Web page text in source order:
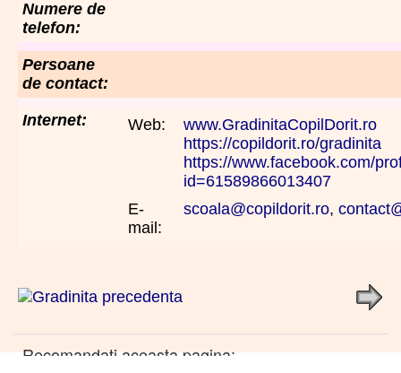
Numere de
telefon:
Persoane
de contact:
Internet: Web:
www.GradinitaCopilDorit.ro
https://copildorit.ro/gradinita
https://www.facebook.com/
id=61589866013407
E-
mail:
scoala@copildorit.ro,
Recomandati aceasta pagina: